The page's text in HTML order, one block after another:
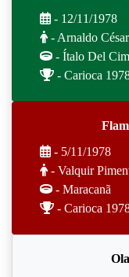
- 12/11/1978
- Arnaldo
- Ítalo Del
- Carioca
- 5/11/1978
- Valquir
- Maracanã
- Carioca